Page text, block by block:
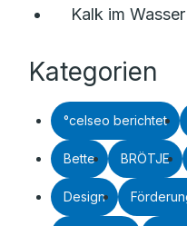
Kalk im Wasser
Kategorien
°celseo berichtet
Bette BRÖTJE
Design